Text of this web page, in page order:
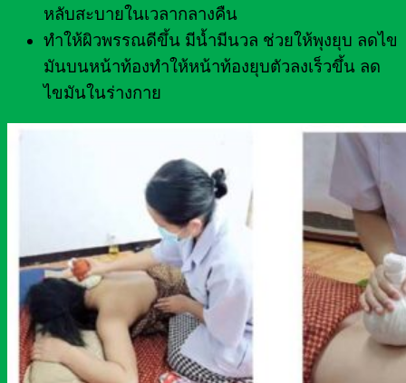
หลับสะบายในเวลากลางคืน
ทำให้ผิวพรรณดีขึ้น มีน้ำมีนวล ช่วยให้พุงยุบ ลดไข
มันบนหน้าท้องทำให้หน้าท้องยุบตัวลงเร็วขึ้น ลด
ไขมันในร่างกาย